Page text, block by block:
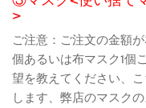
>
ご注意：ご注文の金額
個あるいは布マスク1個
望を教えてください、
します、弊店のマスク